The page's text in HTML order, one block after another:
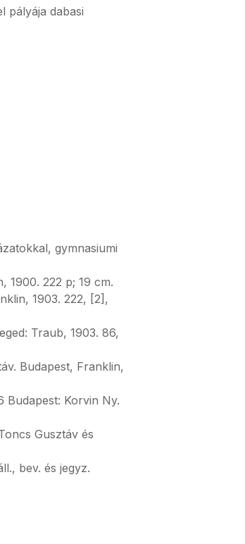
pályája dabasi
gymnasiumi
1900. 222 p; 19 cm.
1903. 222, [2],
Traub, 1903. 86,
Budapest, Franklin,
Budapest: Korvin Ny.
Gusztáv és
bev. és jegyz.